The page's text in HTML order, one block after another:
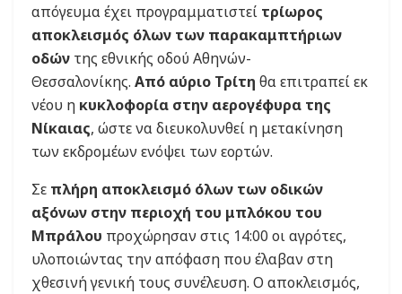
απόγευμα έχει προγραμματιστεί τρίωρος
αποκλεισμός όλων των παρακαμπτήριων
οδών της εθνικής οδού Αθηνών-
Θεσσαλονίκης. Από αύριο Τρίτη θα επιτραπεί εκ
νέου η κυκλοφορία στην αερογέφυρα της
Νίκαιας, ώστε να διευκολυνθεί η μετακίνηση
των εκδρομέων ενόψει των εορτών.
Σε πλήρη αποκλεισμό όλων των οδικών
αξόνων στην περιοχή του μπλόκου του
Μπράλου προχώρησαν στις 14:00 οι αγρότες,
υλοποιώντας την απόφαση που έλαβαν στη
χθεσινή γενική τους συνέλευση. Ο αποκλεισμός,